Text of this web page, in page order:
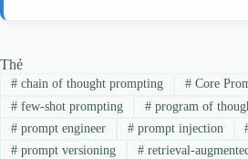
Thẻ
#chain of thought prompting #Core
#few-shot prompting #program of
#prompt engineer #prompt injection
#prompt versioning #retrieval-